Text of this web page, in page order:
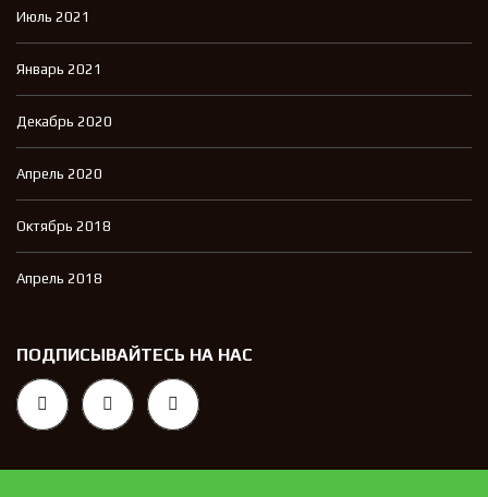
Июль 2021
Январь 2021
Декабрь 2020
Апрель 2020
Октябрь 2018
Апрель 2018
ПОДПИСЫВАЙТЕСЬ НА НАС